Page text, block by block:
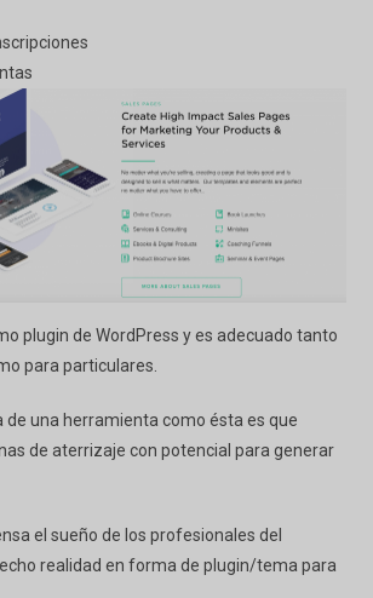
plugin de WordPress y es adecuado tanto
para particulares.
de una herramienta como ésta es que
de aterrizaje con potencial para generar
el sueño de los profesionales del
realidad en forma de plugin/tema para